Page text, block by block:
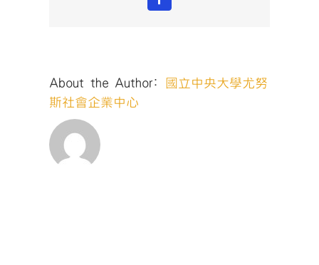
Facebook
About the Author:
國立中央大學尤努
斯社會企業中心